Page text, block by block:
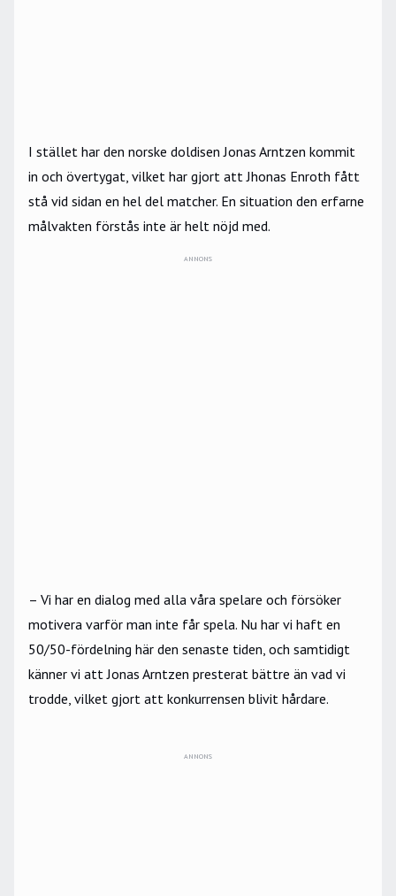
I stället har den norske doldisen Jonas Arntzen kommit
in och övertygat, vilket har gjort att Jhonas Enroth fått
stå vid sidan en hel del matcher. En situation den erfarne
målvakten förstås inte är helt nöjd med.
ANNONS
– Vi har en dialog med alla våra spelare och försöker
motivera varför man inte får spela. Nu har vi haft en
50/50-fördelning här den senaste tiden, och samtidigt
känner vi att Jonas Arntzen presterat bättre än vad vi
trodde, vilket gjort att konkurrensen blivit hårdare.
ANNONS